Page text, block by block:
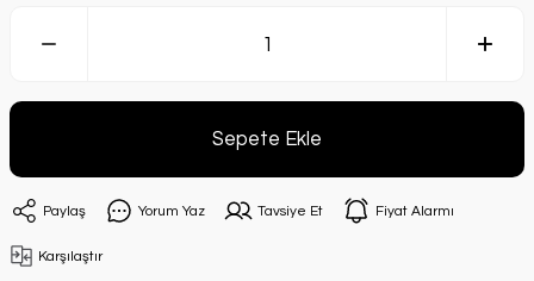
Sepete Ekle
Paylaş Yorum Yaz Tavsiye Et Fiyat Alarmı
Karşılaştır